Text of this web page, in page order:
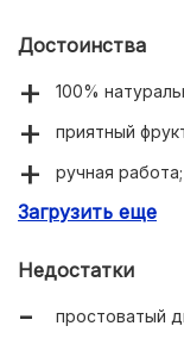
Достоинства
100%
приятный
ручная работа;
отсутствие
Загрузить еще
Недостатки
простоватый